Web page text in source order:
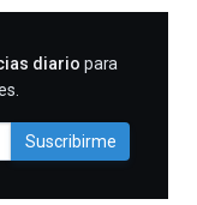
diario para
Suscribirme